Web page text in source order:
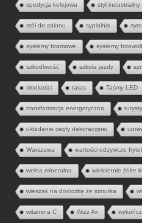
spedycja kolejowa styl industrialny
stół do salonu sypialnia
systemy bramowe systemy
szkodliwość szkoła jazdy
słodkości taras Taśmy LED
transformacja energetyczna
układanie cegły dekoracyjnej
Warszawa wartości odżywcze
wełna mineralna wieloletnie żółte
wieszak na doniczkę ze sznurka
witamina C Wizz Air